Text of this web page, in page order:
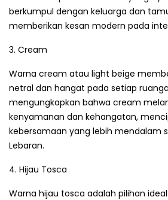
berkumpul dengan keluarga dan
memberikan kesan modern pada
3. Cream
Warna cream atau light beige
netral dan hangat pada setiap
mengungkapkan bahwa cream
kenyamanan dan kehangatan,
kebersamaan yang lebih mendalam
Lebaran.
4. Hijau Tosca
Warna hijau tosca adalah pilihan